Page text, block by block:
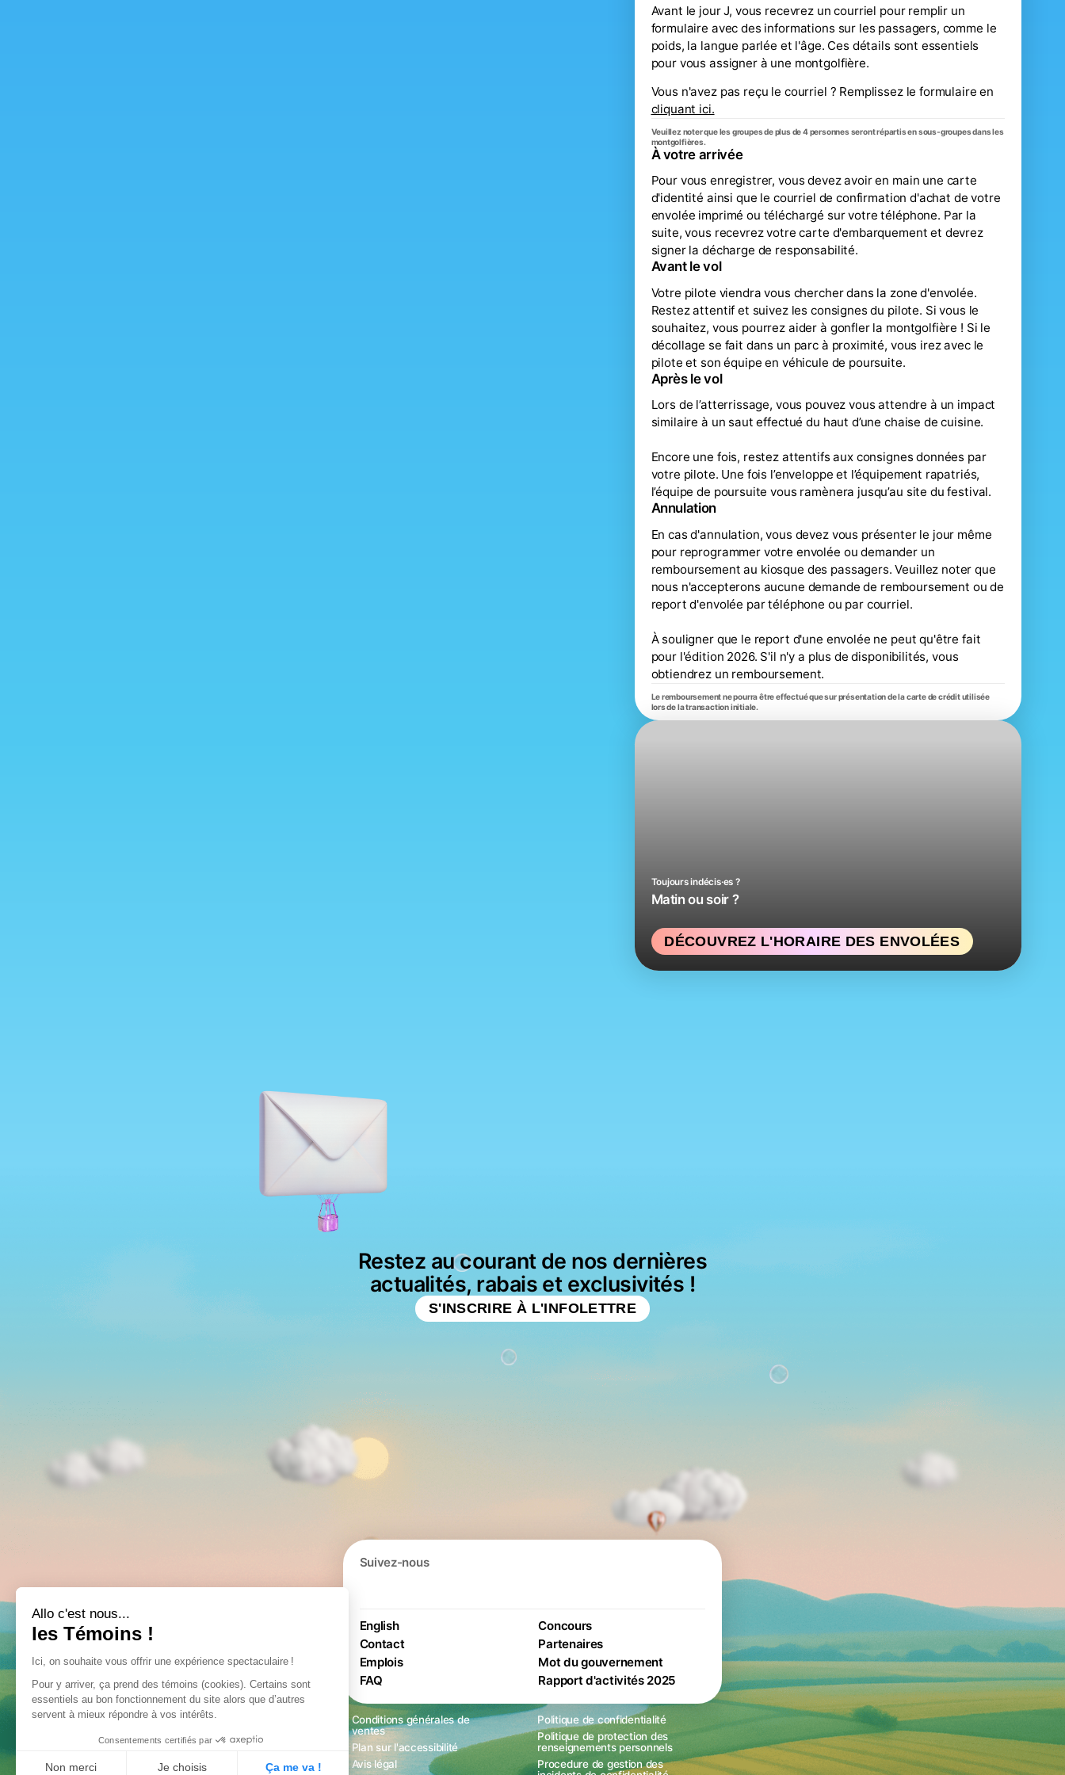
Avant le jour J, vous recevrez un courriel pour remplir un
formulaire avec des informations sur les passagers, comme le
poids, la langue parlée et l'âge. Ces détails sont essentiels
pour vous assigner à une montgolfière.
Vous n'avez pas reçu le courriel ? Remplissez le formulaire en
cliquant ici.
Veuillez noter que les groupes de plus de 4 personnes seront répartis en sous-groupes dans les
montgolfières.
À votre arrivée
Pour vous enregistrer, vous devez avoir en main une carte
d'identité ainsi que le courriel de confirmation d'achat de votre
envolée imprimé ou téléchargé sur votre téléphone. Par la
suite, vous recevrez votre carte d'embarquement et devrez
signer la décharge de responsabilité.
Avant le vol
Votre pilote viendra vous chercher dans la zone d'envolée.
Restez attentif et suivez les consignes du pilote. Si vous le
souhaitez, vous pourrez aider à gonfler la montgolfière ! Si le
décollage se fait dans un parc à proximité, vous irez avec le
pilote et son équipe en véhicule de poursuite.
Après le vol
Lors de l’atterrissage, vous pouvez vous attendre à un impact
similaire à un saut effectué du haut d’une chaise de cuisine.
Encore une fois, restez attentifs aux consignes données par
votre pilote. Une fois l’enveloppe et l’équipement rapatriés,
l’équipe de poursuite vous ramènera jusqu’au site du festival.
Annulation
En cas d'annulation, vous devez vous présenter le jour même
pour reprogrammer votre envolée ou demander un
remboursement au kiosque des passagers. Veuillez noter que
nous n'accepterons aucune demande de remboursement ou de
report d'envolée par téléphone ou par courriel.
À souligner que le report d'une envolée ne peut qu'être fait
pour l'édition 2026. S'il n'y a plus de disponibilités, vous
obtiendrez un remboursement.
Le remboursement ne pourra être effectué que sur présentation de la carte de crédit utilisée
lors de la transaction initiale.
Toujours indécis·es ?
Matin ou soir ?
DÉCOUVREZ L'HORAIRE DES ENVOLÉES
Restez au courant de nos dernières
actualités, rabais et exclusivités !
S'INSCRIRE À L'INFOLETTRE
Suivez-nous
English
Contact
Emplois
FAQ
Concours
Partenaires
Mot du gouvernement
Rapport d'activités 2025
Conditions générales de
ventes
Plan sur l'accessibilité
Avis légal
Politique de confidentialité
Politique de protection des
renseignements personnels
Procedure de gestion des